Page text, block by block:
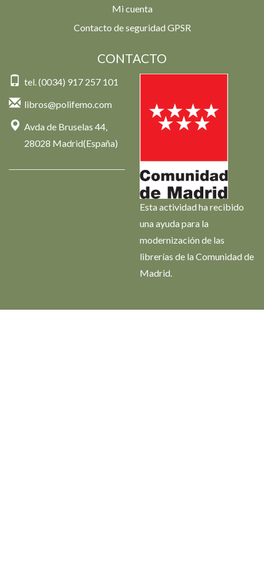
Mi cuenta
Contacto de seguridad GPSR
CONTACTO
tel. (0034) 917 257 101
libros@polifemo.com
Avda de Bruselas 44,
28028 Madrid(España)
Esta actividad ha recibido
una ayuda para la
modernización de las
librerías de la Comunidad de
Madrid.